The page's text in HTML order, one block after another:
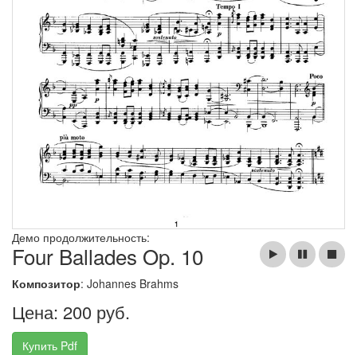
Демо продолжительность:
Four Ballades Op. 10
Композитор: Johannes Brahms
Цена: 200 руб.
Купить Pdf